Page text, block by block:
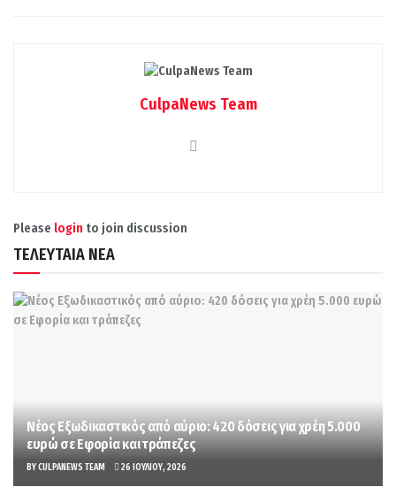
CulpaNews Team
Please login to join discussion
ΤΕΛΕΥΤΑΙΑ ΝΕΑ
Νέος Εξωδικαστικός από αύριο: 420 δόσεις για χρέη 5.000
ευρώ σε Εφορία και τράπεζες
BYCULPANEWS TEAM 26 ΙΟΥΛΊΟΥ, 2026